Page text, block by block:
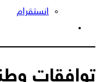
انستقرام
المظلم
​توافقات